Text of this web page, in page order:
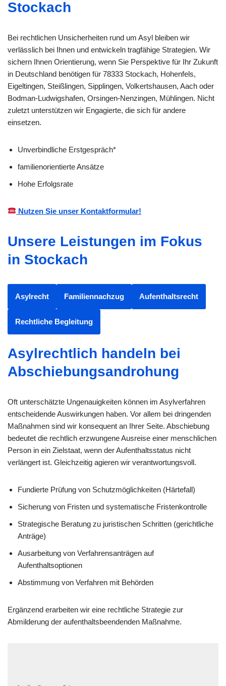
Stockach
Bei rechtlichen Unsicherheiten rund um Asyl bleiben wir
verlässlich bei Ihnen und entwickeln tragfähige Strategien. Wir
sichern Ihnen Orientierung, wenn Sie Perspektive für Ihr Zukunft
in Deutschland benötigen für 78333 Stockach, Hohenfels,
Eigeltingen, Steißlingen, Sipplingen, Volkertshausen, Aach oder
Bodman-Ludwigshafen, Orsingen-Nenzingen, Mühlingen. Nicht
zuletzt unterstützen wir Engagierte, die sich für andere
einsetzen.
Unverbindliche Erstgespräch*
familienorientierte Ansätze
Hohe Erfolgsrate
Nutzen Sie unser Kontaktformular!
Unsere Leistungen im Fokus
in Stockach
Asylrecht Familiennachzug Aufenthaltsrecht
Rechtliche Begleitung
Asylrechtlich handeln bei
Abschiebungsandrohung
Oft unterschätzte Ungenauigkeiten können im Asylverfahren
entscheidende Auswirkungen haben. Vor allem bei dringenden
Maßnahmen sind wir konsequent an Ihrer Seite. Abschiebung
bedeutet die rechtlich erzwungene Ausreise einer menschlichen
Person in ein Zielstaat, wenn der Aufenthaltsstatus nicht
verlängert ist. Gleichzeitig agieren wir verantwortungsvoll.
Fundierte Prüfung von Schutzmöglichkeiten (Härtefall)
Sicherung von Fristen und systematische Fristenkontrolle
Strategische Beratung zu juristischen Schritten (gerichtliche
Anträge)
Ausarbeitung von Verfahrensanträgen auf
Aufenthaltsoptionen
Abstimmung von Verfahren mit Behörden
Ergänzend erarbeiten wir eine rechtliche Strategie zur
Abmilderung der aufenthaltsbeendenden Maßnahme.